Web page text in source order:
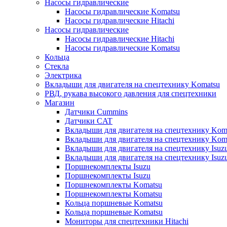
Насосы гидравлические
Насосы гидравлические Komatsu
Насосы гидравлические Hitachi
Насосы гидравлические
Насосы гидравлические Hitachi
Насосы гидравлические Komatsu
Кольца
Стекла
Электрика
Вкладыши для двигателя на спецтехнику Komatsu
РВД, рукава высокого давления для спецтехники
Магазин
Датчики Cummins
Датчики CAT
Вкладыши для двигателя на спецтехнику
Вкладыши для двигателя на спецтехнику
Вкладыши для двигателя на спецтехнику
Вкладыши для двигателя на спецтехнику
Поршнекомплекты Isuzu
Поршнекомплекты Isuzu
Поршнекомплекты Komatsu
Поршнекомплекты Komatsu
Кольца поршневые Komatsu
Кольца поршневые Komatsu
Мониторы для спецтехники Hitachi